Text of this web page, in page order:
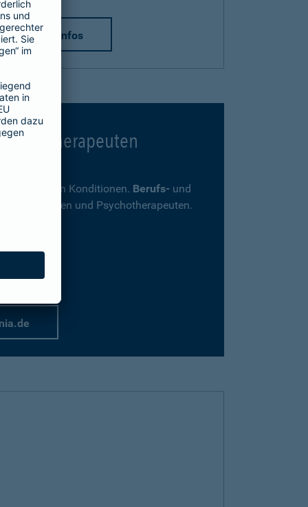
mehr Infos
günstigen Konditionen. Berufs- und
Psychologen und Psychotherapeuten.